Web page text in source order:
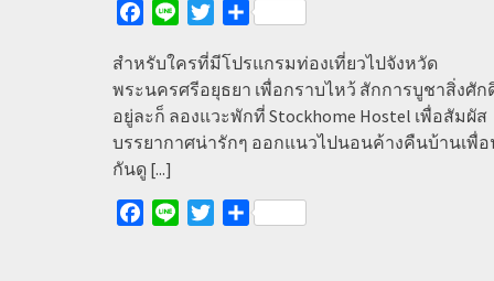
Facebook
Line TwitterShare
สำหรับใครที่มีโปรแกรมท่องเที่ยวไปจังหวัด
พระนครศรีอยุธยา เพื่อกราบไหว้ สักการบูชาสิ่งศัก
อยู่ละก็ ลองแวะพักที่ Stockhome Hostel เพื่อสัมผัส
บรรยากาศน่ารักๆ ออกแนวไปนอนค้างคืนบ้านเพื่
กันดู [...]
Facebook
Line TwitterShare